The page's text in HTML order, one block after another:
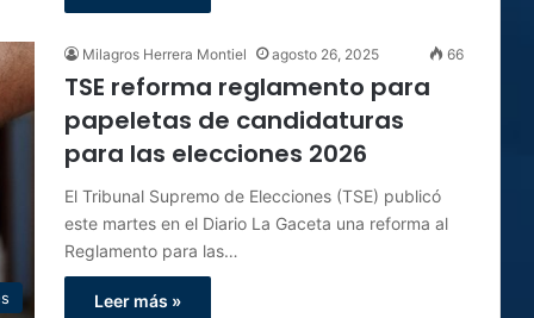
Milagros Herrera Montiel agosto 26, 2025 66
TSE reforma reglamento para
papeletas de candidaturas
para las elecciones 2026
El Tribunal Supremo de Elecciones (TSE) publicó
este martes en el Diario La Gaceta una reforma al
Reglamento para las…
Leer más »